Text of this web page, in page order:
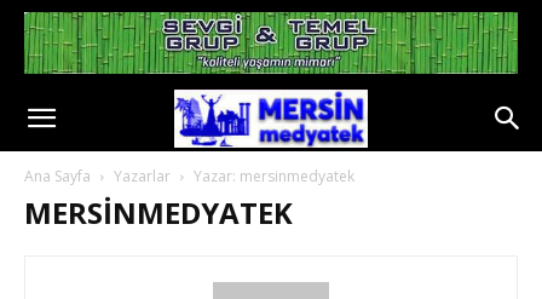
Ana Sayfa Yazarlar Yazar: mersinmedyatek
MERSINMEDYATEK